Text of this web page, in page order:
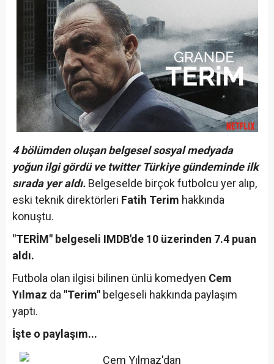
4 bölümden oluşan belgesel sosyal medyada
yoğun ilgi gördü ve twitter Türkiye gündeminde ilk
sırada yer aldı. Belgeselde birçok futbolcu yer alıp,
eski teknik direktörleri Fatih Terim hakkında
konuştu.
"TERİM" belgeseli IMDB'de 10 üzerinden 7.4 puan
aldı.
Futbola olan ilgisi bilinen ünlü komedyen Cem
Yılmaz da "Terim" belgeseli hakkında paylaşım
yaptı.
İşte o paylaşım...